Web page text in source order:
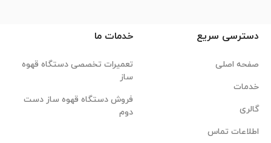
دسترسی سریع
صفحه اصلی
خدمات
گالری
اطلاعات تماس
خدمات ما
تعمیرات تخصصی دستگاه قهوه
ساز
فروش دستگاه قهوه ساز دست
دوم